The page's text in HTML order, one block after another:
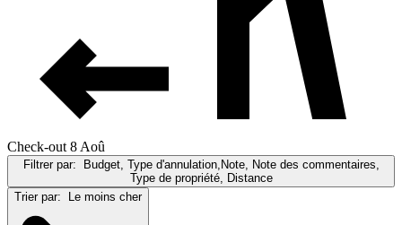
Check-out 8 Aoû
Filtrer par:
Budget, Type d'annulation,Note, Note des commentaires,
Type de propriété, Distance
Trier par:
Le moins cher